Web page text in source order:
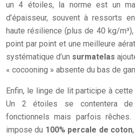
un 4 étoiles, la norme est un
d’épaisseur, souvent à ressorts
haute résilience (plus de 40 kg/
point par point et une meilleure
systématique d’un surmatelas
« cocooning » absente du bas de
Enfin, le linge de lit participe à
Un 2 étoiles se contentera de
fonctionnels mais parfois
impose du 100% percale de coton